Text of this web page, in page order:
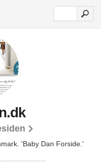
'Baby Dan Forside.'